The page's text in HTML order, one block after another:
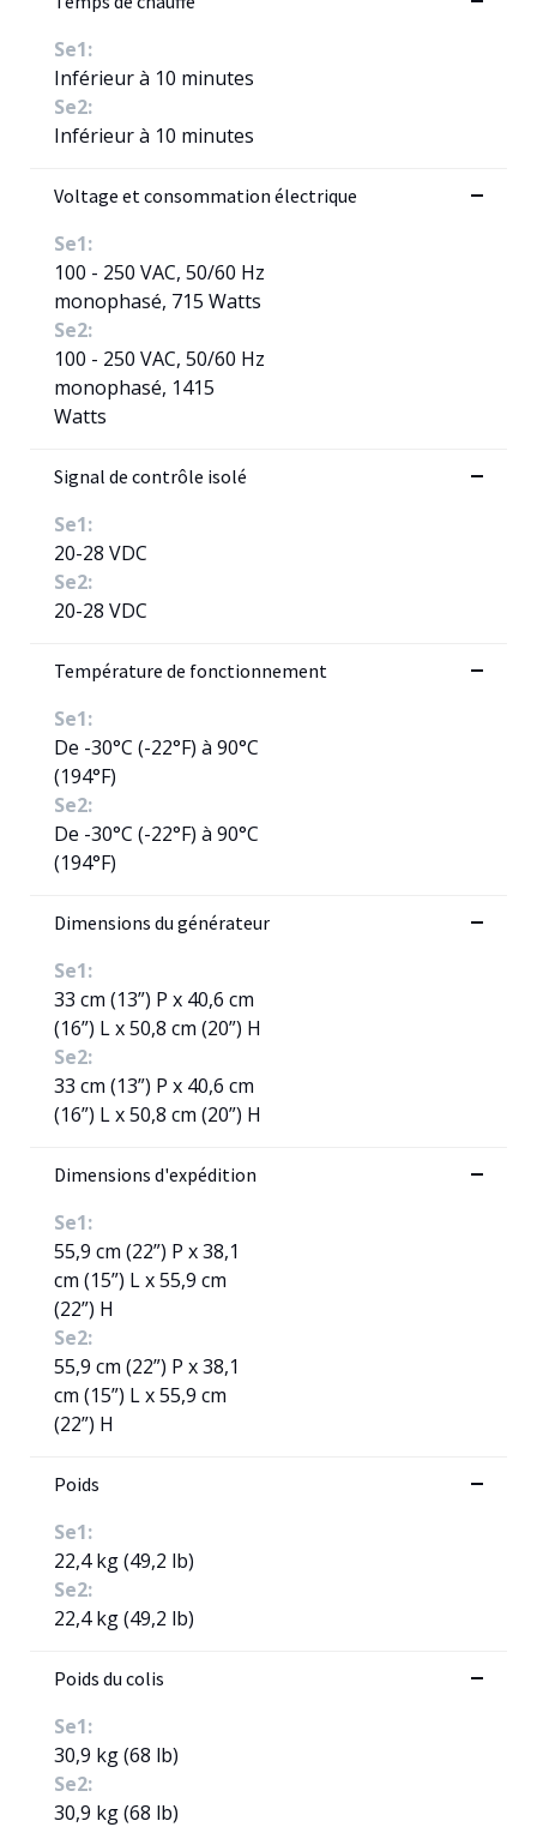
Se1:
Inférieur à 10 minutes
Se2:
Inférieur à 10 minutes
Voltage et consommation électrique
Se1:
100 - 250 VAC, 50/60 Hz
monophasé, 715 Watts
Se2:
100 - 250 VAC, 50/60 Hz
monophasé, 1415
Watts
Signal de contrôle isolé
Se1:
20-28 VDC
Se2:
20-28 VDC
Température de fonctionnement
Se1:
De -30°C (-22°F) à 90°C
(194°F)
Se2:
De -30°C (-22°F) à 90°C
(194°F)
Dimensions du générateur
Se1:
33 cm (13”) P x 40,6 cm
(16”) L x 50,8 cm (20”) H
Se2:
33 cm (13”) P x 40,6 cm
(16”) L x 50,8 cm (20”) H
Dimensions d'expédition
Se1:
55,9 cm (22”) P x 38,1
cm (15”) L x 55,9 cm
(22”) H
Se2:
55,9 cm (22”) P x 38,1
cm (15”) L x 55,9 cm
(22”) H
Poids
Se1:
22,4 kg (49,2 lb)
Se2:
22,4 kg (49,2 lb)
Poids du colis
Se1:
30,9 kg (68 lb)
Se2:
30,9 kg (68 lb)